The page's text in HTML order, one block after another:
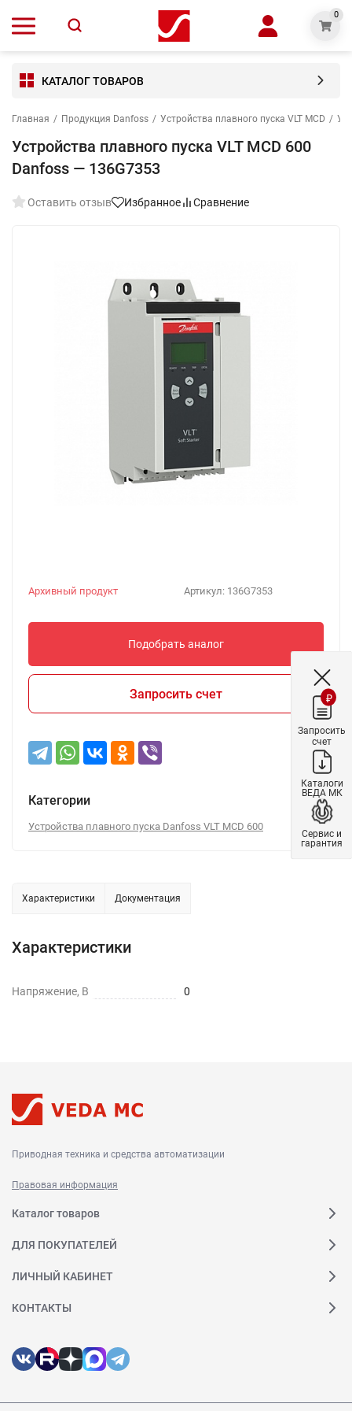
0
КАТАЛОГ ТОВАРОВ
Главная / Продукция Danfoss / Устройства плавного пуска VLT MCD /
Устройства плавного пуска VLT MCD 600
Danfoss — 136G7353
Оставить отзыв Избранное Сравнение
Артикул: 136G7353
Архивный продукт
Подобрать аналог
Запросить счет
Категории
Устройства плавного пуска Danfoss VLT MCD 600
Характеристики Документация
Характеристики
Напряжение, В 0
Приводная техника и средства автоматизации
Правовая информация
Каталог товаров
ДЛЯ ПОКУПАТЕЛЕЙ
ЛИЧНЫЙ КАБИНЕТ
КОНТАКТЫ
₽
Запросить
счет
Каталоги
ВЕДА МК
Сервис и
гарантия